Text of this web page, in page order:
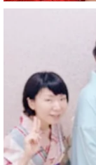
#観光ス
#旅行好
マジシ